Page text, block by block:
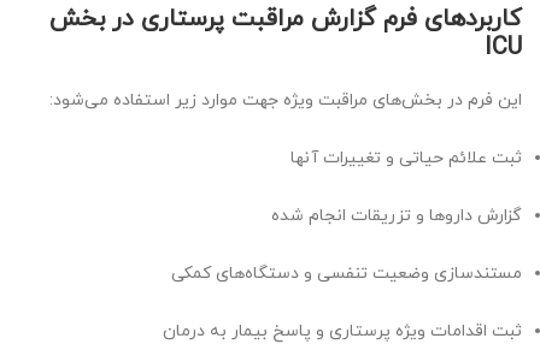
کاربردهای فرم گزارش مراقبت پرستاری در بخش
ICU
این فرم در بخش‌های مراقبت ویژه جهت موارد زیر استفاده می‌شود:
ثبت علائم حیاتی و تغییرات آنها
گزارش داروها و تزریقات انجام شده
مستندسازی وضعیت تنفسی و دستگاه‌های کمکی
ثبت اقدامات ویژه پرستاری و پاسخ بیمار به درمان